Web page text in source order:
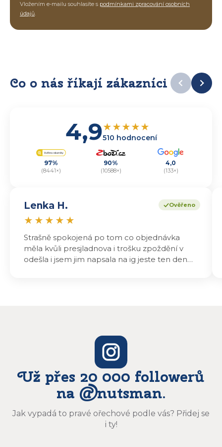
Vložením e-mailu souhlasíte s podmínkami zpracování osobních
údajů.
Co o nás říkají zákazníci
4,9★★★★★
510 hodnocení
97%
(8441×)
90%
(10588×)
4,0
(133×)
Ověřeno
Lenka H.
★ ★ ★ ★ ★
Strašně spokojená po tom co objednávka
měla kvůli presjladnova i trošku zpoždění v
odešla i jsem jim napsala na ig jeste ten den
Už přes 20 000 followerů
na @nutsman.
Jak vypadá to pravé ořechové podle vás? Přidej se
i ty!